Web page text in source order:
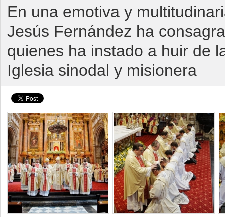
En una emotiva y
Jesús Fernández ha
quienes ha instado a huir de
Iglesia sinodal y misionera